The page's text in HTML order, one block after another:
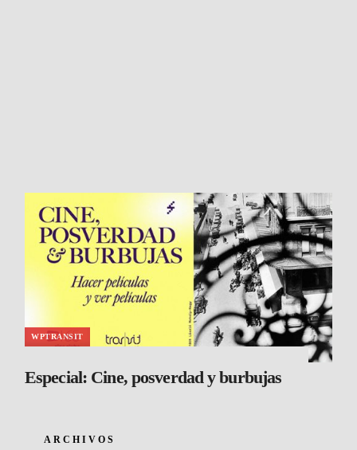
WPTRANSIT
Especial: Cine, posverdad y burbujas
ARCHIVOS